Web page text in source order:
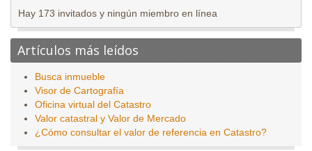
Hay 173 invitados y ningún miembro en línea
Artículos más leídos
Busca inmueble
Visor de Cartografía
Oficina virtual del Catastro
Valor catastral y Valor de Mercado
¿Cómo consultar el valor de referencia en Catastro?